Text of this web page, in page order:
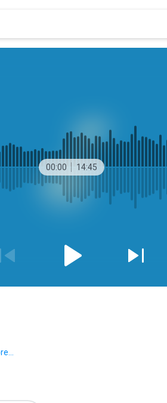
00:00 14:45